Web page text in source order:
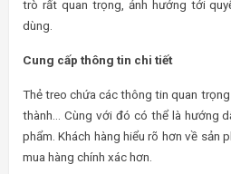
trò rất quan trọng, ảnh hưởng tới
dùng.
Cung cấp thông tin chi tiết
Thẻ treo chứa các thông tin quan
thành… Cùng với đó có thể là hướng
phẩm. Khách hàng hiểu rõ hơn về sản
mua hàng chính xác hơn.